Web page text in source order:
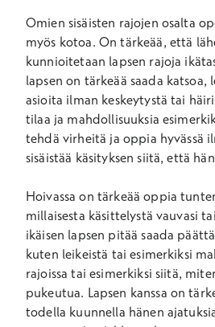
Omien sisäisten rajojen osalta
myös kotoa. On tärkeää, että
kunnioitetaan lapsen rajoja
lapsen on tärkeää saada katsoa,
asioita ilman keskeytystä tai
tilaa ja mahdollisuuksia
tehdä virheitä ja oppia hyvässä
sisäistää käsityksen siitä, että
Hoivassa on tärkeää oppia
millaisesta käsittelystä vauvasi
ikäisen lapsen pitää saada
kuten leikeistä tai esimerkiksi
rajoissa tai esimerkiksi siitä,
pukeutua. Lapsen kanssa on
todella kuunnella hänen